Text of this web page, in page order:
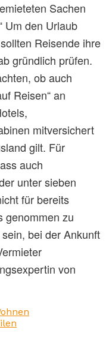
Sachen
Um den Urlaub
Reisende ihre
gründlich prüfen.
ob auch
Reisen“ an
mitversichert
gilt. Für
auch
unter sieben
für bereits
genommen zu
bei der Ankunft
von